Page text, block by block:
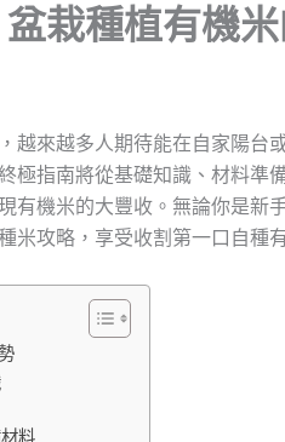
栽種植有機
越來越多人期待能在自家陽台
極指南將從基礎知識、材料準
有機米的大豐收。無論你是新
米攻略，享受收割第一口自種
料